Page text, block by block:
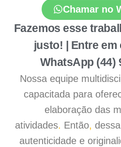
Chamar no
Fazemos esse
justo! | Entre
WhatsApp (44)
Nossa equipe
capacitada para
elaboração das
atividades. Então,
autenticidade e